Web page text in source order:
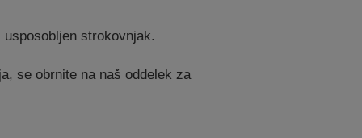
strokovnjak.
se obrnite na naš oddelek za